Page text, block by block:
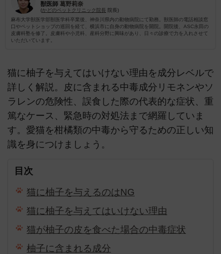
獣医師 葛野莉奈
(かどのペットクリニック院長 院長)
麻布大学獣医学部獣医学科卒業後、神奈川県内の動物病院にて勤務。獣医師の電話相談窓
口やペットショップの巡回を経て、横浜市に自身の動物病院を開院。開院後、ASC永田の
皮膚科塾を修了。皮膚科や小児科、産科分野に興味があり、日々の診療で力を入れさせて
いただいています。
猫に柚子を与えてはいけない理由を成分レベルで
詳しく解説。皮に含まれる中毒成分リモネンやソ
ラレンの危険性、誤食した際の代表的な症状、重
篤なケース、緊急時の対処法まで網羅していま
す。愛猫を柑橘類の中毒から守るための正しい知
識を身につけましょう。
目次
猫に柚子を与えるのはNG
猫に柚子を与えてはいけない理由
猫が柚子の皮を食べた場合の中毒症状
柚子に含まれる成分